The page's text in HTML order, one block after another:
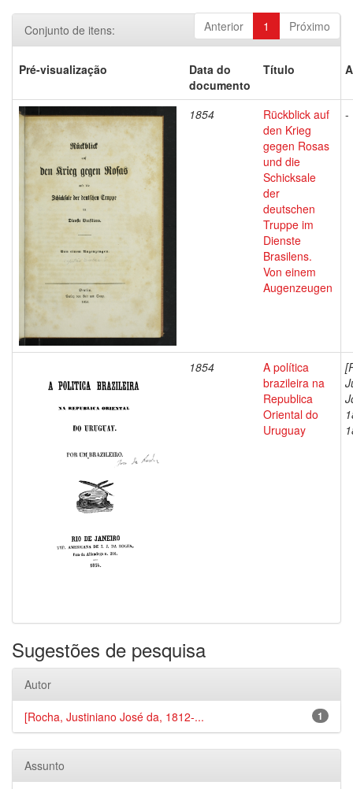
Anterior 1 Próximo
Conjunto de itens:
Pré-visualização
Data do
documento
Título
1854
Rückblick auf
den Krieg
gegen Rosas
und die
Schicksale
der
deutschen
Truppe im
Dienste
Brasilens.
Von einem
Augenzeugen
-
1854
A política
brazileira na
Republica
Oriental do
Uruguay
Sugestões de pesquisa
Autor
1
[Rocha, Justiniano José da, 1812-...
Assunto